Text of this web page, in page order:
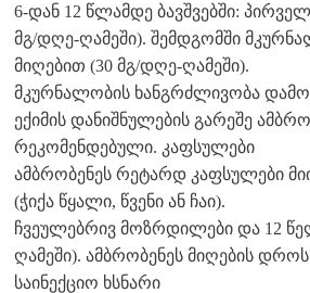
6-დან 12 წლამდე ბავშვებში:
მგ/დღე-ღამეში). შემდგომში
მიღებით (30 მგ/დღე-ღამეში).
მკურნალობის ხანგრძლივობა
ექიმის დანიშნულების გარეშე
რეკომენდებული. კაფსულები
ამბრობენეს რეტარდ კაფსულები
(ჭიქა წყალი, წვენი ან ჩაი).
ჩვეულებრივ მოზრდილები და 12
ღამეში). ამბრობენეს მიღების
საინექციო ხსნარი